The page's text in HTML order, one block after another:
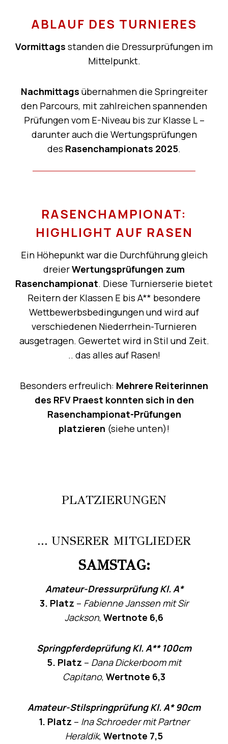
ABLAUF DES TURNIERES
Vormittags standen die Dressurprüfungen im
Mittelpunkt.
Nachmittags übernahmen die Springreiter
den Parcours, mit zahlreichen spannenden
Prüfungen vom E-Niveau bis zur Klasse L –
darunter auch die Wertungsprüfungen
des Rasenchampionats 2025.
RASENCHAMPIONAT:
HIGHLIGHT AUF RASEN
Ein Höhepunkt war die Durchführung gleich
dreierWertungsprüfungen zum
Rasenchampionat. Diese Turnierserie bietet
Reitern der Klassen E bis A** besondere
Wettbewerbsbedingungen und wird auf
verschiedenen Niederrhein-Turnieren
ausgetragen. Gewertet wird in Stil und Zeit.
.. das alles auf Rasen!
Besonders erfreulich: Mehrere Reiterinnen
des RFV Praest konnten sich in den
Rasenchampionat-Prüfungen
platzieren (siehe unten)!
PLATZIERUNGEN
… UNSERER MITGLIEDER
SAMSTAG:
Amateur-Dressurprüfung Kl. A*
3. Platz – Fabienne Janssen mit Sir
Jackson, Wertnote 6,6
Springpferdeprüfung Kl. A** 100cm
5. Platz – Dana Dickerboom mit
Capitano, Wertnote 6,3
Amateur-Stilspringprüfung Kl. A* 90cm
1. Platz – Ina Schroeder mit Partner
Heraldik, Wertnote 7,5